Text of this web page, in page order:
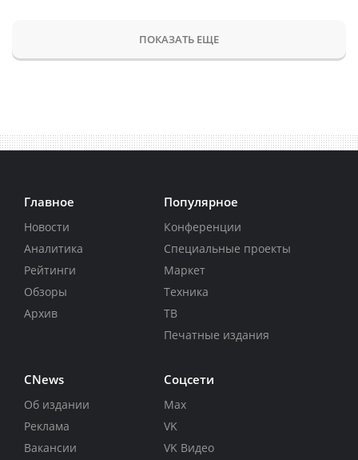
ПОКАЗАТЬ ЕЩЕ
Главное
Новости
Аналитика
Рейтинги
Обзоры
Архив
Популярное
Конференции
Специальные проекты
Маркет
Техника
ТВ
Печатные издания
CNews
Об издании
Реклама
Вакансии
Соцсети
Max
VK
VK Видео